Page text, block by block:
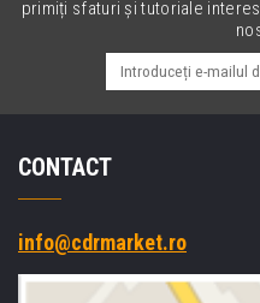
primiți sfaturi și tutoriale
CONTACT
info@cdrmarket.ro